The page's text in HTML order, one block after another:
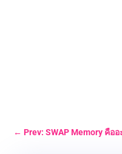
←Prev: SWAP Memory คืออ